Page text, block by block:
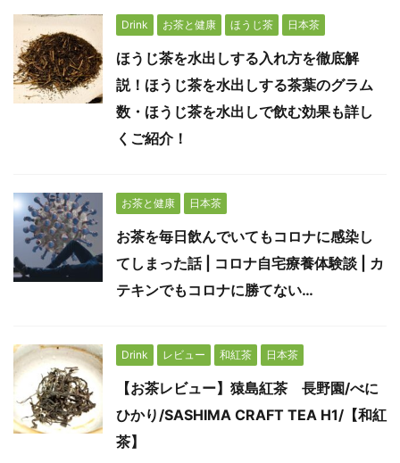
Drink お茶と健康 ほうじ茶 日本茶
ほうじ茶を水出しする入れ方を徹底解
説！ほうじ茶を水出しする茶葉のグラム
数・ほうじ茶を水出しで飲む効果も詳し
くご紹介！
お茶と健康 日本茶
お茶を毎日飲んでいてもコロナに感染し
てしまった話 | コロナ自宅療養体験談 | カ
テキンでもコロナに勝てない…
Drink レビュー 和紅茶 日本茶
【お茶レビュー】猿島紅茶 長野園/べに
ひかり/SASHIMA CRAFT TEA H1/【和紅
茶】